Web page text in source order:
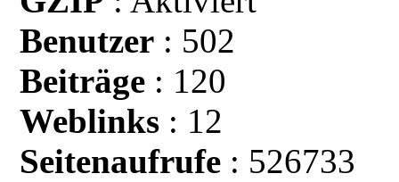
Benutzer : 502
Beiträge : 120
Weblinks : 12
Seitenaufrufe : 526733